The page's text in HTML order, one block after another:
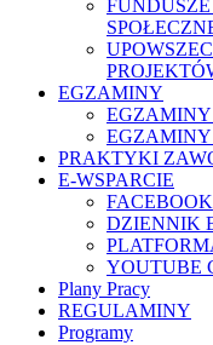
EGZAMINY
PRAKTYKI
E-WSPARCIE
FACEBOOK
DZIENNIK
YOUTUBE
Plany Pracy
REGULAMINY
Programy